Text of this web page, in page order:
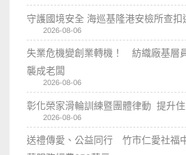
守護國境安全 海巡基隆港安檢所查扣
2026-08-06
失業危機變創業轉機！ 紡織廠基層
襲成老闆
2026-08-06
彰化榮家滑輪訓練暨團體律動 提升
2026-08-06
送禮傳愛、公益同行 竹市仁愛社福